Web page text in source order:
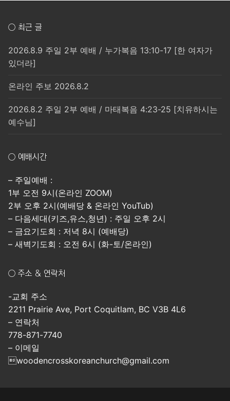
○ 최근 글
2026.8.9 주일 2부 예배 / 누가복음 13:10-17 [한 여자가
있더라]
온라인 주보 2026.8.2
2026.8.2 주일 2부 예배 / 마태복음 4:23-25 [치유하시는
예수님]
○ 예배시간
– 주일예배 :
1부 오전 9시(온라인 ZOOM)
2부 오후 2시(예배당 & 온라인 YouTub)
– 다음세대(키즈,유스,청년) : 주일 오후 2시
– 금요기도회 : 저녁 8시 (예배당)
– 새벽기도회 : 오전 6시 (화-토/온라인)
○ 주소 & 연락처
-교회 주소
2211 Prairie Ave, Port Coquitlam, BC V3B 4L6
– 연락처
778-871-7740
– 이메일
woodencrosskoreanchurch@gmail.com